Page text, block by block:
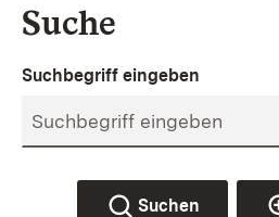
Suche
Suchbegriff eingeben
Suchen